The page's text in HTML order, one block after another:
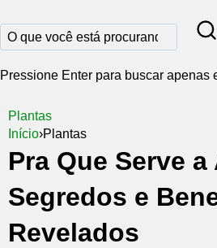
conteúdo
principal
Pressione Enter para buscar apenas
Plantas
Início›Plantas
Pra Que Serve
Segredos e
Revelados